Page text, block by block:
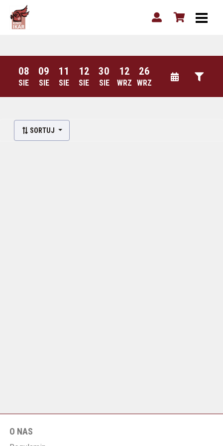
08
SIE
09
SIE
11
SIE
12
SIE
30
SIE
12
WRZ
26
WRZ
SORTUJ
O NAS